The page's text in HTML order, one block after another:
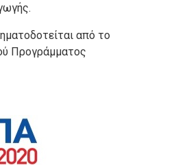
από το
Προγράμματος